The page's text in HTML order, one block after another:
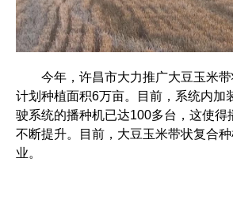
今年，许昌市大力推广大豆玉米带
计划种植面积6万亩。目前，系统内加
驶系统的播种机已达100多台，这使得
不断提升。目前，大豆玉米带状复合
业。